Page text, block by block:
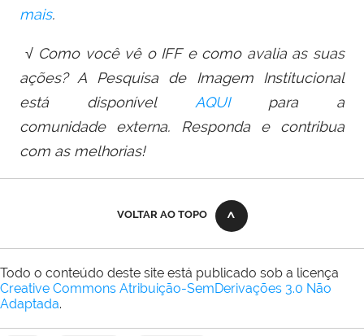
mais.
√ Como você vê o IFF e como avalia as suas
ações? A Pesquisa de Imagem Institucional
está disponível AQUIpara a
comunidade externa. Responda e contribua
com as melhorias!
VOLTAR AO TOPO
Todo o conteúdo deste site está publicado sob a licença
Creative Commons Atribuição-SemDerivações 3.0 Não
Adaptada.